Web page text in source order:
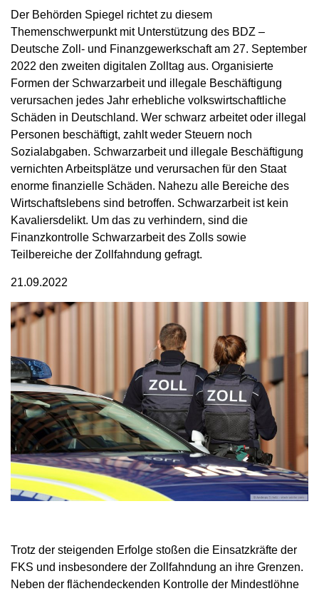
Der Behörden Spiegel richtet zu diesem
Themenschwerpunkt mit Unterstützung des BDZ –
Deutsche Zoll- und Finanzgewerkschaft am 27. September
2022 den zweiten digitalen Zolltag aus. Organisierte
Formen der Schwarzarbeit und illegale Beschäftigung
verursachen jedes Jahr erhebliche volkswirtschaftliche
Schäden in Deutschland. Wer schwarz arbeitet oder illegal
Personen beschäftigt, zahlt weder Steuern noch
Sozialabgaben. Schwarzarbeit und illegale Beschäftigung
vernichten Arbeitsplätze und verursachen für den Staat
enorme finanzielle Schäden. Nahezu alle Bereiche des
Wirtschaftslebens sind betroffen. Schwarzarbeit ist kein
Kavaliersdelikt. Um das zu verhindern, sind die
Finanzkontrolle Schwarzarbeit des Zolls sowie
Teilbereiche der Zollfahndung gefragt.
21.09.2022
Trotz der steigenden Erfolge stoßen die Einsatzkräfte der
FKS und insbesondere der Zollfahndung an ihre Grenzen.
Neben der flächendeckenden Kontrolle der Mindestlöhne